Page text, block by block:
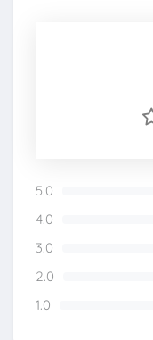
5.0
4.0
3.0
2.0
1.0